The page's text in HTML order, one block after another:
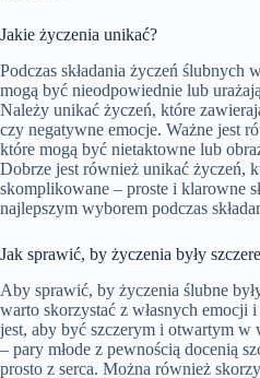
Jakie życzenia unikać?
Podczas składania życzeń ślubnych
mogą być nieodpowiednie lub
Należy unikać życzeń, które
czy negatywne emocje. Ważne jest
które mogą być nietaktowne lub
Dobrze jest również unikać życzeń,
skomplikowane – proste i klarowne
najlepszym wyborem podczas
Jak sprawić, by życzenia były
Aby sprawić, by życzenia ślubne
warto skorzystać z własnych emocji
jest, aby być szczerym i otwartym w
– pary młode z pewnością docenią
prosto z serca. Można również